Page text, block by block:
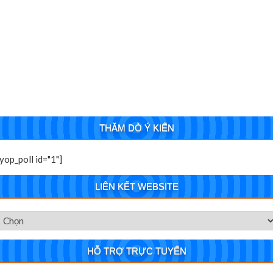
THĂM DÒ Ý KIẾN
id="1"]
LIÊN KẾT WEBSITE
HỖ TRỢ TRỰC TUYẾN